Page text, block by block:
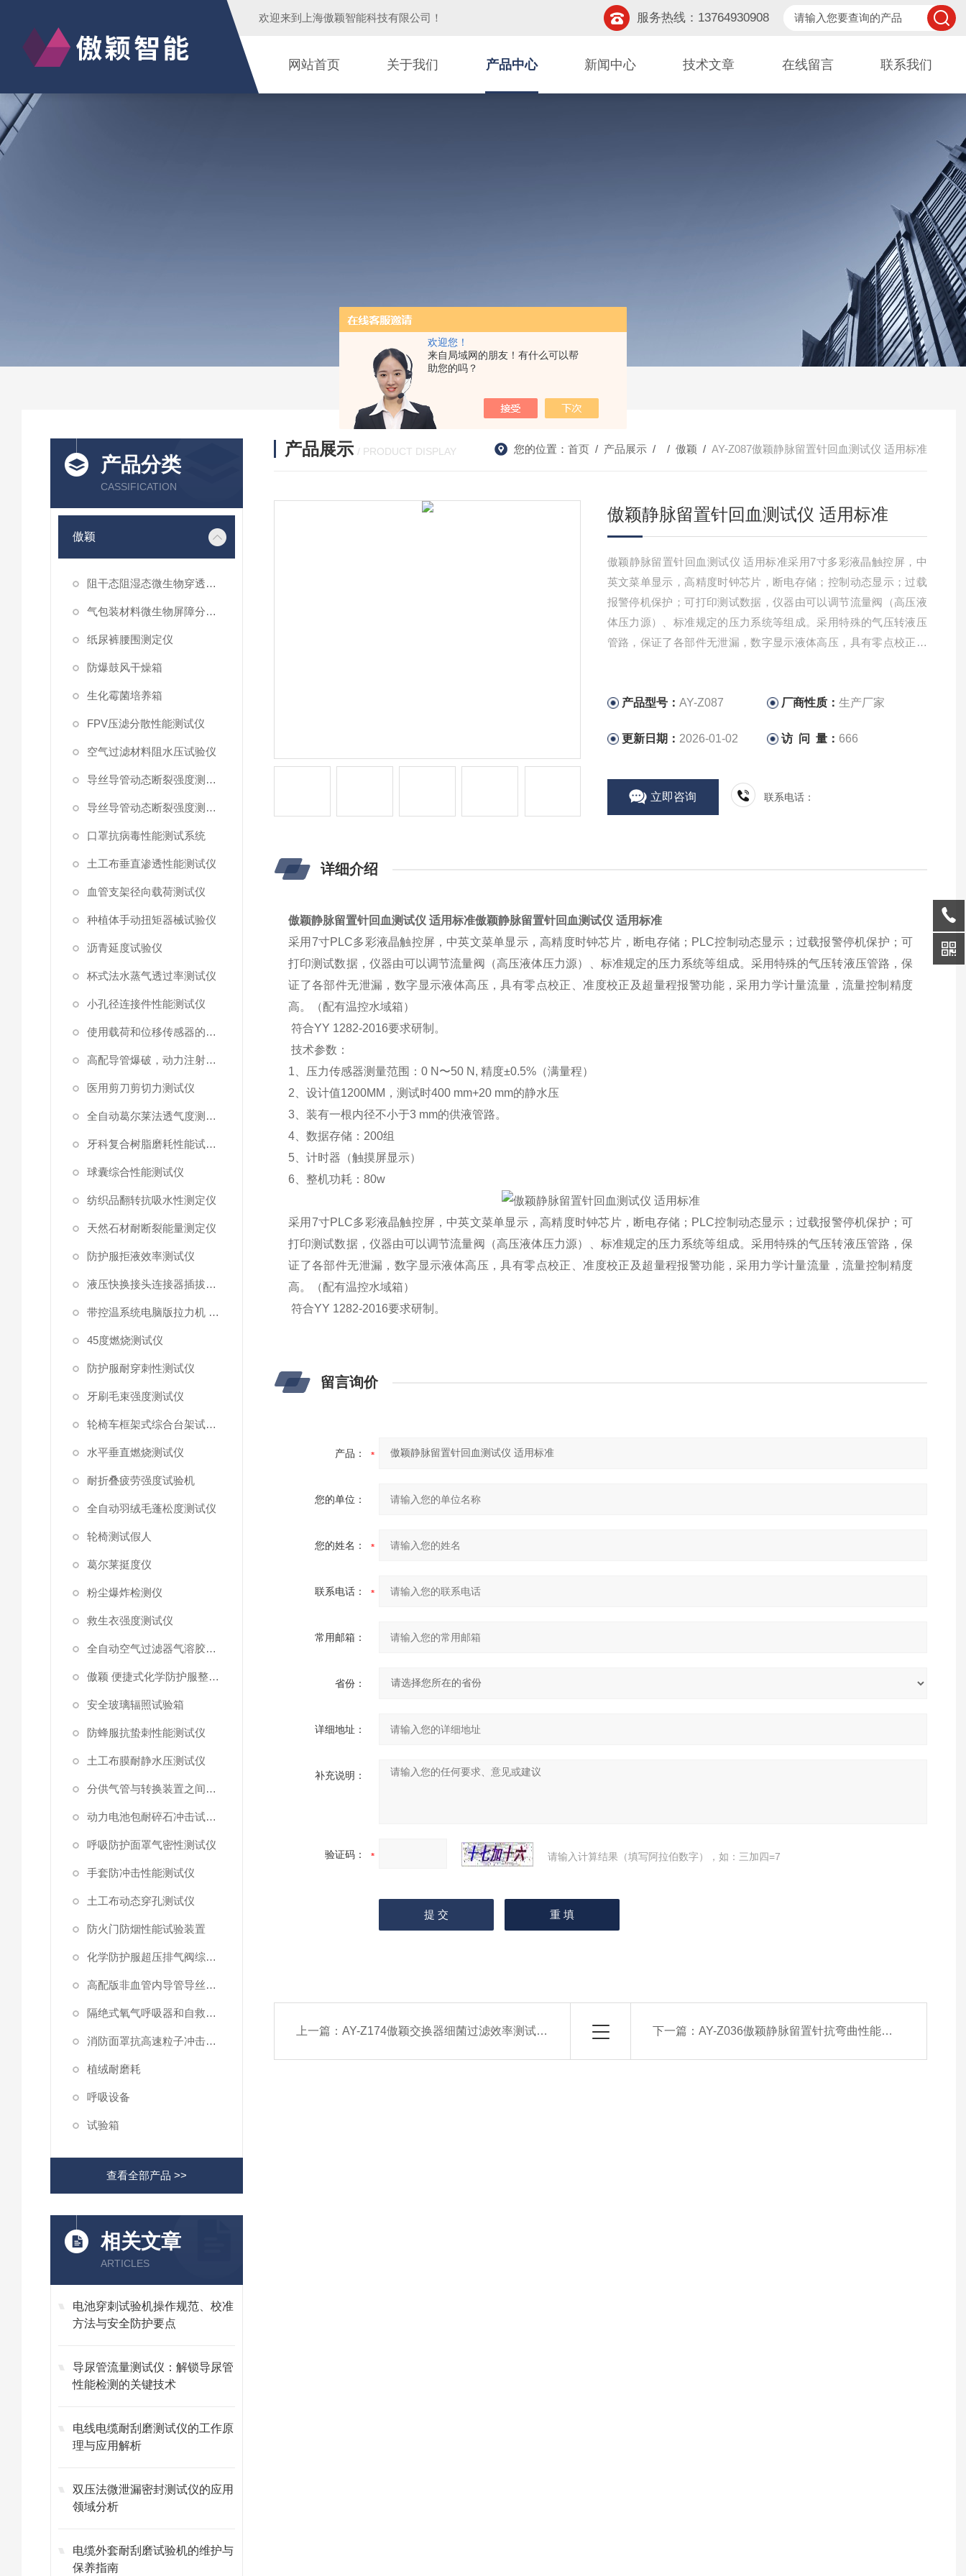
欢迎您！
来自局域网的朋友！有什么可以帮
助您的吗？
欢迎来到 上海傲颖智能科技有限公司 ！ 服务热线：13764930908
网站首页 关于我们 产品中心 新闻中心 技术文章 在线留言 联系我们
产品分类
CASSIFICATION
傲颖
阻干态阻湿态微生物穿透性能测试仪
气包装材料微生物屏障分等试验仪
纸尿裤腰围测定仪
防爆鼓风干燥箱
生化霉菌培养箱
FPV压滤分散性能测试仪
空气过滤材料阻水压试验仪
导丝导管动态断裂强度测试仪 （峰值拉力）
导丝导管动态断裂强度测试仪
口罩抗病毒性能测试系统
土工布垂直渗透性能测试仪
血管支架径向载荷测试仪
种植体手动扭矩器械试验仪
沥青延度试验仪
杯式法水蒸气透过率测试仪
小孔径连接件性能测试仪
使用载荷和位移传感器的塑料高速穿刺特性测试仪
高配导管爆破，动力注射中流量及压力测试仪
医用剪刀剪切力测试仪
全自动葛尔莱法透气度测试仪
牙科复合树脂磨耗性能试验仪
球囊综合性能测试仪
纺织品翻转抗吸水性测定仪
天然石材耐断裂能量测定仪
防护服拒液效率测试仪
液压快换接头连接器插拔泄漏测试仪
带控温系统电脑版拉力机 统电脑版拉力机
45度燃烧测试仪
防护服耐穿刺性测试仪
牙刷毛束强度测试仪
轮椅车框架式综合台架试验机
水平垂直燃烧测试仪
耐折叠疲劳强度试验机
全自动羽绒毛蓬松度测试仪
轮椅测试假人
葛尔莱挺度仪
粉尘爆炸检测仪
救生衣强度测试仪
全自动空气过滤器气溶胶细菌截留测试仪
傲颖 便捷式化学防护服整体气密性测试仪
安全玻璃辐照试验箱
防蜂服抗蛰刺性能测试仪
土工布膜耐静水压测试仪
分供气管与转换装置之间连接强度试验机
动力电池包耐碎石冲击试验机
呼吸防护面罩气密性测试仪
手套防冲击性能测试仪
土工布动态穿孔测试仪
防火门防烟性能试验装置
化学防护服超压排气阀综合性测试仪
高配版非血管内导管导丝滑动性能测试仪
隔绝式氧气呼吸器和自救器二氧化碳吸收率及水分含量测试仪
消防面罩抗高速粒子冲击试验机
植绒耐磨耗
呼吸设备
试验箱
查看全部产品 >>
相关文章
ARTICLES
电池穿刺试验机操作规范、校准
方法与安全防护要点
导尿管流量测试仪：解锁导尿管
性能检测的关键技术
电线电缆耐刮磨测试仪的工作原
理与应用解析
双压法微泄漏密封测试仪的应用
领域分析
电缆外套耐刮磨试验机的维护与
保养指南
产品展示 / PRODUCT DISPLAY 您的位置： 首页 / 产品展示 / / 傲颖 / AY-Z087傲颖静脉留置针回血测试仪 适用标准
傲颖静脉留置针回血测试仪 适用标准
傲颖静脉留置针回血测试仪 适用标准采用7寸多彩液晶触控屏，中
英文菜单显示，高精度时钟芯片，断电存储；控制动态显示；过载
报警停机保护；可打印测试数据，仪器由可以调节流量阀（高压液
体压力源）、标准规定的压力系统等组成。采用特殊的气压转液压
管路，保证了各部件无泄漏，数字显示液体高压，具有零点校正、
产品型号： AY-Z087 厂商性质：生产厂家
更新日期： 2026-01-02 访 问 量： 666
立即咨询 联系电话：
详细介绍
傲颖静脉留置针回血测试仪 适用标准傲颖静脉留置针回血测试仪 适用标准
采用 7寸PLC多彩液晶触控屏，中英文菜单显示，高精度时钟芯片，断电存储； PLC控制动态显示；过载报警停机保护；可
打印测试数据，仪器由可以调节流量阀（高压液体压力源）、标准规定的压力系统等组成。 采用特殊的气压转液压管路，保
证了各部件无泄漏，数字显示液体高压，具有零点校正、准度校正及超量程报警功能，采用力学计量流量，流量控制精度
高。（配有温控水域箱）
符合YY 1282-2016要求研制。
技术参数：
1、 压力传感器测量范围：0 N 〜50 N, 精度±0.5% （满量程）
2 、设计值1200MM ，测试时400 mm+20 mm的静水压
3
装有一根内径不小于3 mm的供液管路。
4 、数据存储： 200组
5 、计时器（触摸屏显示）
6 、整机功耗：80w
采用 7寸PLC多彩液晶触控屏，中英文菜单显示，高精度时钟芯片，断电存储； PLC控制动态显示；过载报警停机保护；可
打印测试数据，仪器由可以调节流量阀（高压液体压力源）、标准规定的压力系统等组成。 采用特殊的气压转液压管路，保
证了各部件无泄漏，数字显示液体高压，具有零点校正、准度校正及超量程报警功能，采用力学计量流量，流量控制精度
高。（配有温控水域箱）
符合YY 1282-2016要求研制。
留言询价
产品：
您的单位：
您的姓名：
联系电话：
常用邮箱：
省份：
详细地址：
补充说明：
验证码： 请输入计算结果（填写阿拉伯数字），如：三加四=7
上一篇：AY-Z174傲颖交换器细菌过滤效率测试仪种类齐全 下一篇： AY-Z036傲颖静脉留置针抗弯曲性能测试仪工作原理